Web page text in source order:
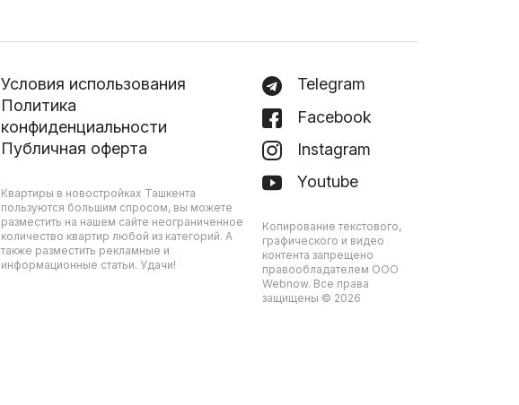
Условия использования
Политика
конфиденциальности
Публичная оферта
Квартиры в новостройках Ташкента
пользуются большим спросом, вы можете
разместить на нашем сайте неограниченное
количество квартир любой из категорий. А
также разместить рекламные и
информационные статьи. Удачи!
Telegram
Facebook
Instagram
Youtube
Копирование текстового,
графического и видео
контента запрещено
правообладателем ООО
Webnow. Все права
защищены © 2026